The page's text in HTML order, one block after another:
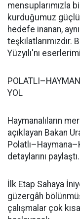
mensuplarımızla
kurduğumuz güçlü
hedefe inanan,
teşkilatlarımızdır.
Yüzyılı'nı
YOL
Haymanalıların
açıklayan Bakan
detaylarını paylaştı.
İlk Etap Sahaya
güzergâh
çalışmalar çok